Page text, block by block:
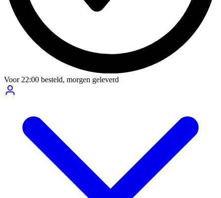
Voor22:00 besteld, morgen geleverd